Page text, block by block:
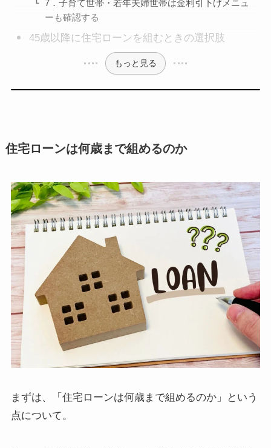
7．子育て世帯・若年夫婦世帯は金利引下げメニュ
ーも確認する
45歳以降に住宅ローンを組むときの選択肢
もっと見る
住宅ローンは何歳まで組めるのか
まずは、「住宅ローンは何歳まで組めるのか」という
点について。